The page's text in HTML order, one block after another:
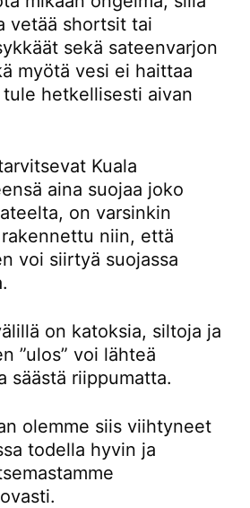
vetää shortsit tai
sekä sateenvarjon
myötä vesi ei haittaa
hetkellisesti aivan
Kuala
aina suojaa joko
on varsinkin
niin, että
voi siirtyä suojassa
on katoksia, siltoja ja
”ulos” voi lähteä
säästä riippumatta.
olemme siis viihtyneet
todella hyvin ja